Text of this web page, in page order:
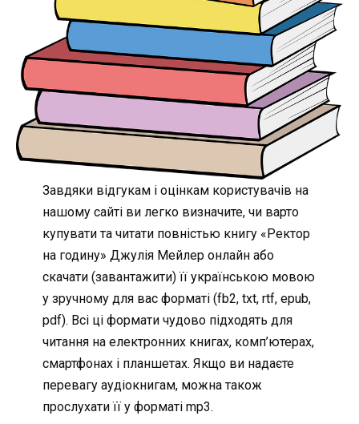
Завдяки відгукам і оцінкам користувачів на
нашому сайті ви легко визначите, чи варто
купувати та читати повністью книгу «Ректор
на годину» Джулія Мейлер онлайн або
скачати (завантажити) її українською мовою
у зручному для вас форматі (fb2, txt, rtf, epub,
pdf). Всі ці формати чудово підходять для
читання на електронних книгах, комп’ютерах,
смартфонах і планшетах. Якщо ви надаєте
перевагу аудіокнигам, можна також
прослухати її у форматі mp3.